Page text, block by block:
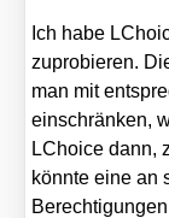
Ich habe
zu­pro­bie­ren.
man mit
ein­schrän­ken,
LChoice dann,
könn­te eine an